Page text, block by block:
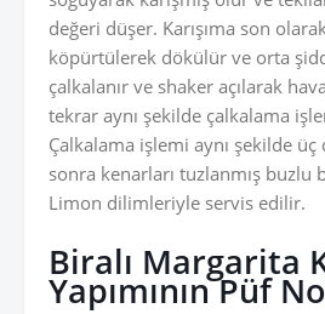
değeri düşer. Karışıma son
köpürtülerek dökülür ve orta
çalkalanır ve shaker açılarak
tekrar aynı şekilde çalkalama
Çalkalama işlemi aynı şekilde üç
sonra kenarları tuzlanmış buzlu
Limon dilimleriyle servis edilir.
Biralı Margarita
Yapımının Püf